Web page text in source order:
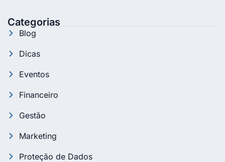
Categorias
Blog
Dicas
Eventos
Financeiro
Gestão
Marketing
Proteção de Dados